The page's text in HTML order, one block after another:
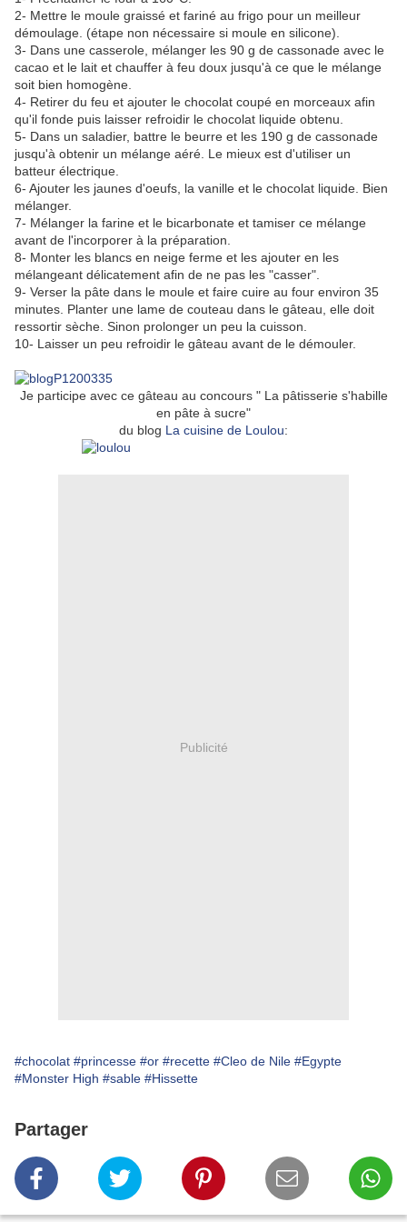
2- Mettre le moule graissé et fariné au frigo pour un meilleur
démoulage. (étape non nécessaire si moule en silicone).
3- Dans une casserole, mélanger les 90 g de cassonade avec le
cacao et le lait et chauffer à feu doux jusqu'à ce que le mélange
soit bien homogène.
4- Retirer du feu et ajouter le chocolat coupé en morceaux afin
qu'il fonde puis laisser refroidir le chocolat liquide obtenu.
5- Dans un saladier, battre le beurre et les 190 g de cassonade
jusqu'à obtenir un mélange aéré. Le mieux est d'utiliser un
batteur électrique.
6- Ajouter les jaunes d'oeufs, la vanille et le chocolat liquide. Bien
mélanger.
7- Mélanger la farine et le bicarbonate et tamiser ce mélange
avant de l'incorporer à la préparation.
8- Monter les blancs en neige ferme et les ajouter en les
mélangeant délicatement afin de ne pas les "casser".
9- Verser la pâte dans le moule et faire cuire au four environ 35
minutes. Planter une lame de couteau dans le gâteau, elle doit
ressortir sèche. Sinon prolonger un peu la cuisson.
10- Laisser un peu refroidir le gâteau avant de le démouler.
Je participe avec ce gâteau au concours " La pâtisserie s'habille
en pâte à sucre"
du blog La cuisine de Loulou:
Publicité
#chocolat #princesse #or #recette #Cleo de Nile #Egypte
#Monster High #sable #Hissette
Partager